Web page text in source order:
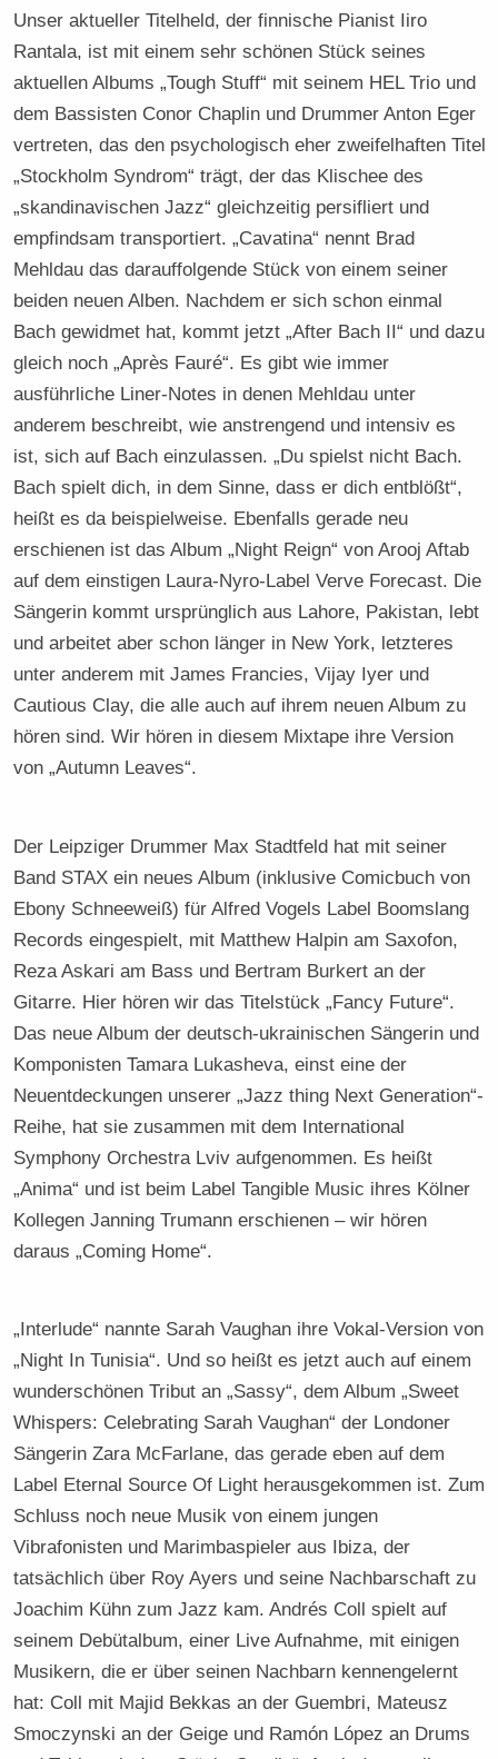
Unser aktueller Titelheld, der finnische Pianist Iiro
Rantala, ist mit einem sehr schönen Stück seines
aktuellen Albums „Tough Stuff“ mit seinem HEL Trio und
dem Bassisten Conor Chaplin und Drummer Anton Eger
vertreten, das den psychologisch eher zweifelhaften Titel
„Stockholm Syndrom“ trägt, der das Klischee des
„skandinavischen Jazz“ gleichzeitig persifliert und
empfindsam transportiert. „Cavatina“ nennt Brad
Mehldau das darauffolgende Stück von einem seiner
beiden neuen Alben. Nachdem er sich schon einmal
Bach gewidmet hat, kommt jetzt „After Bach II“ und dazu
gleich noch „Après Fauré“. Es gibt wie immer
ausführliche Liner-Notes in denen Mehldau unter
anderem beschreibt, wie anstrengend und intensiv es
ist, sich auf Bach einzulassen. „Du spielst nicht Bach.
Bach spielt dich, in dem Sinne, dass er dich entblößt“,
heißt es da beispielweise. Ebenfalls gerade neu
erschienen ist das Album „Night Reign“ von Arooj Aftab
auf dem einstigen Laura-Nyro-Label Verve Forecast. Die
Sängerin kommt ursprünglich aus Lahore, Pakistan, lebt
und arbeitet aber schon länger in New York, letzteres
unter anderem mit James Francies, Vijay Iyer und
Cautious Clay, die alle auch auf ihrem neuen Album zu
hören sind. Wir hören in diesem Mixtape ihre Version
von „Autumn Leaves“.
Der Leipziger Drummer Max Stadtfeld hat mit seiner
Band STAX ein neues Album (inklusive Comicbuch von
Ebony Schneeweiß) für Alfred Vogels Label Boomslang
Records eingespielt, mit Matthew Halpin am Saxofon,
Reza Askari am Bass und Bertram Burkert an der
Gitarre. Hier hören wir das Titelstück „Fancy Future“.
Das neue Album der deutsch-ukrainischen Sängerin und
Komponisten Tamara Lukasheva, einst eine der
Neuentdeckungen unserer „Jazz thing Next Generation“-
Reihe, hat sie zusammen mit dem International
Symphony Orchestra Lviv aufgenommen. Es heißt
„Anima“ und ist beim Label Tangible Music ihres Kölner
Kollegen Janning Trumann erschienen – wir hören
daraus „Coming Home“.
„Interlude“ nannte Sarah Vaughan ihre Vokal-Version von
„Night In Tunisia“. Und so heißt es jetzt auch auf einem
wunderschönen Tribut an „Sassy“, dem Album „Sweet
Whispers: Celebrating Sarah Vaughan“ der Londoner
Sängerin Zara McFarlane, das gerade eben auf dem
Label Eternal Source Of Light herausgekommen ist. Zum
Schluss noch neue Musik von einem jungen
Vibrafonisten und Marimbaspieler aus Ibiza, der
tatsächlich über Roy Ayers und seine Nachbarschaft zu
Joachim Kühn zum Jazz kam. Andrés Coll spielt auf
seinem Debütalbum, einer Live Aufnahme, mit einigen
Musikern, die er über seinen Nachbarn kennengelernt
hat: Coll mit Majid Bekkas an der Guembri, Mateusz
Smoczynski an der Geige und Ramón López an Drums